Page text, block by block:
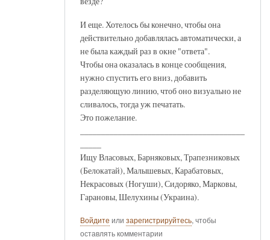
И еще. Хотелось бы конечно, чтобы она
действительно добавлялась автоматически, а
не была каждый раз в окне "ответа".
Чтобы она оказалась в конце сообщения,
нужно спустить его вниз, добавить
разделяющую линию, чтоб оно визуально не
сливалось, тогда уж печатать.
Это пожелание.
Ищу Власовых, Барняковых, Трапезниковых
(Белокатай), Малышевых, Карабатовых,
Некрасовых (Ногуши), Сидоряко, Марковы,
Гарановы, Шелухины (Украина).
Войдите или зарегистрируйтесь, чтобы
оставлять комментарии